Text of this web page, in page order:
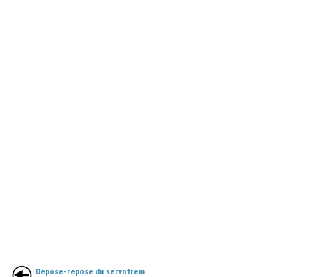
Dépose-repose du servofrein